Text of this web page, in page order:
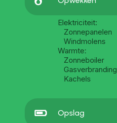
Elektriciteit:
Zonnepanelen
Windmolens
Warmte:
Zonneboiler
Gasverbranding
Kachels
 Opslag